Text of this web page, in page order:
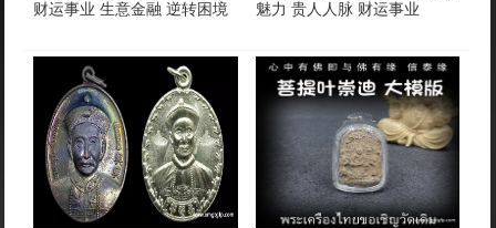
财运事业 生意金融 逆转困境
魅力 贵人人脉 财运事业